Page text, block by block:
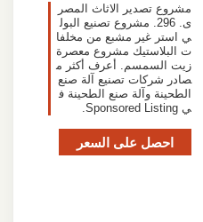
مشروع تصدير الاثاث المصر
ى. 296. مشروع تصنيع البول
ي استر غير مشبع من مخلفا
ت البلاستيك مشروع معصرة
زيت السمسم. أعرف أكثر م
صادر شركات تصنيع آلة صنع
الطحينة وآلة صنع الطحينة ف
ي Sponsored Listing.
احصل على السعر